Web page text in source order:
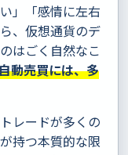
」「感情に左右
、仮想通貨のデ
はごく自然なこ
動売買には、多
レードが多くの
持つ本質的な限